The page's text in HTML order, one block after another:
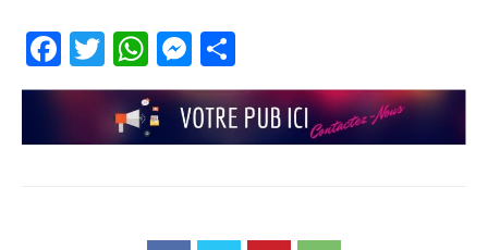
Facebook
TwitterWhatsApp
Messenger